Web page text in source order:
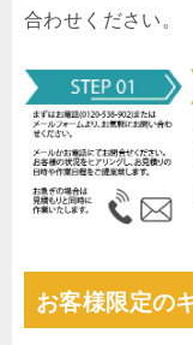
合わせください。
お客様限定の